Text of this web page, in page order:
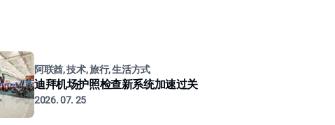
阿联酋, 技术, 旅行, 生活方式
迪拜机场护照检查新系统加速过关
2026. 07. 25